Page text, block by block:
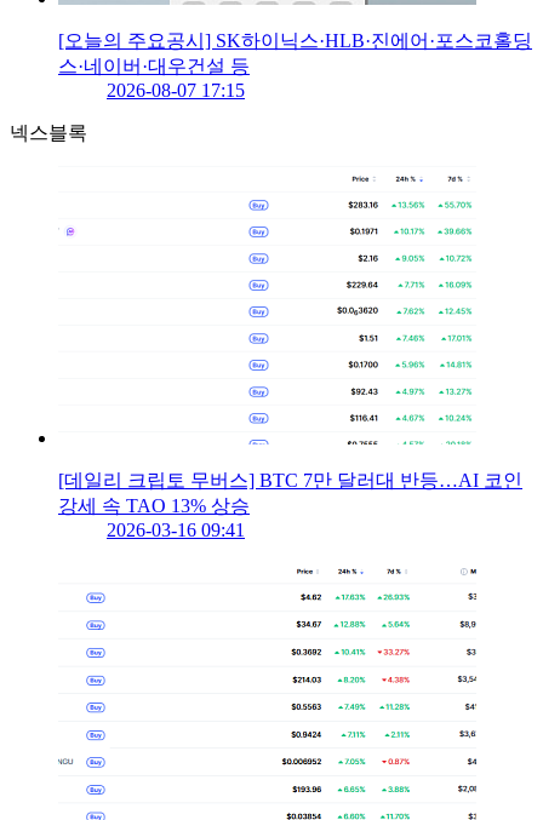
[오늘의 주요공시] SK하이닉스·HLB·진에어·포스코홀딩
스·네이버·대우건설 등
2026-08-07 17:15
넥스블록
[데일리 크립토 무버스] BTC 7만 달러대 반등…AI 코인
강세 속 TAO 13% 상승
2026-03-16 09:41